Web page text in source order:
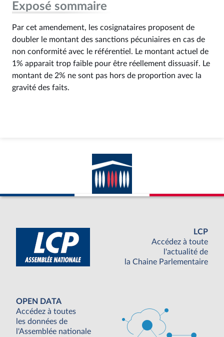
Exposé sommaire
Par cet amendement, les cosignataires proposent de
doubler le montant des sanctions pécuniaires en cas de
non conformité avec le référentiel. Le montant actuel de
1% apparait trop faible pour être réellement dissuasif. Le
montant de 2% ne sont pas hors de proportion avec la
gravité des faits.
LCP
Accédez à toute
l'actualité de
la Chaine Parlementaire
OPEN DATA
Accédez à toutes
les données de
l'Assemblée nationale